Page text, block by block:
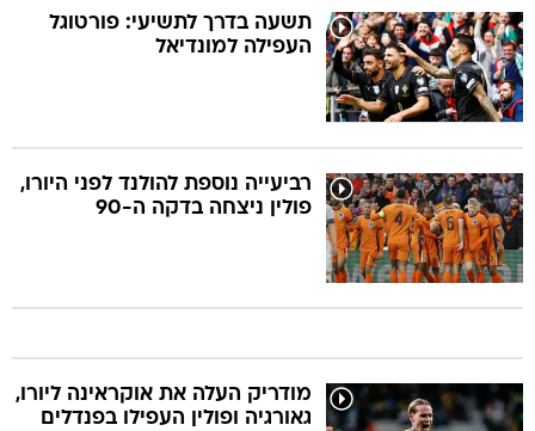
תשעה בדרך לתשיעי: פורטוגל
העפילה למונדיאל
רביעייה נוספת להולנד לפני היורו,
פולין ניצחה בדקה ה-90
מודריק העלה את אוקראינה ליורו,
גאורגיה ופולין העפילו בפנדלים